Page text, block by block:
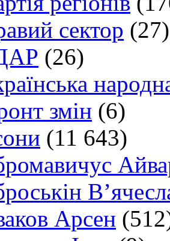
сектор (27)
(26)
змін (6)
(11 643)
Арсен